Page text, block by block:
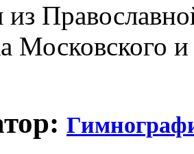
из
Московского